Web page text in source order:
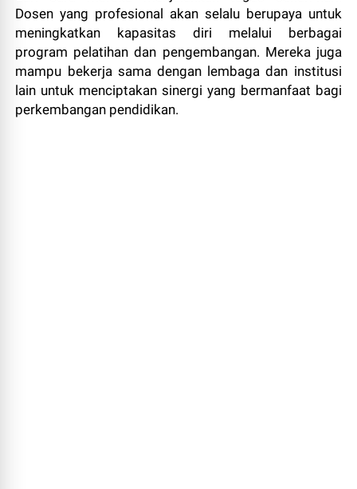
Dosen yang profesional akan selalu berupaya untuk
meningkatkan kapasitas diri melalui berbagai
program pelatihan dan pengembangan. Mereka juga
mampu bekerja sama dengan lembaga dan institusi
lain untuk menciptakan sinergi yang bermanfaat bagi
perkembangan pendidikan.